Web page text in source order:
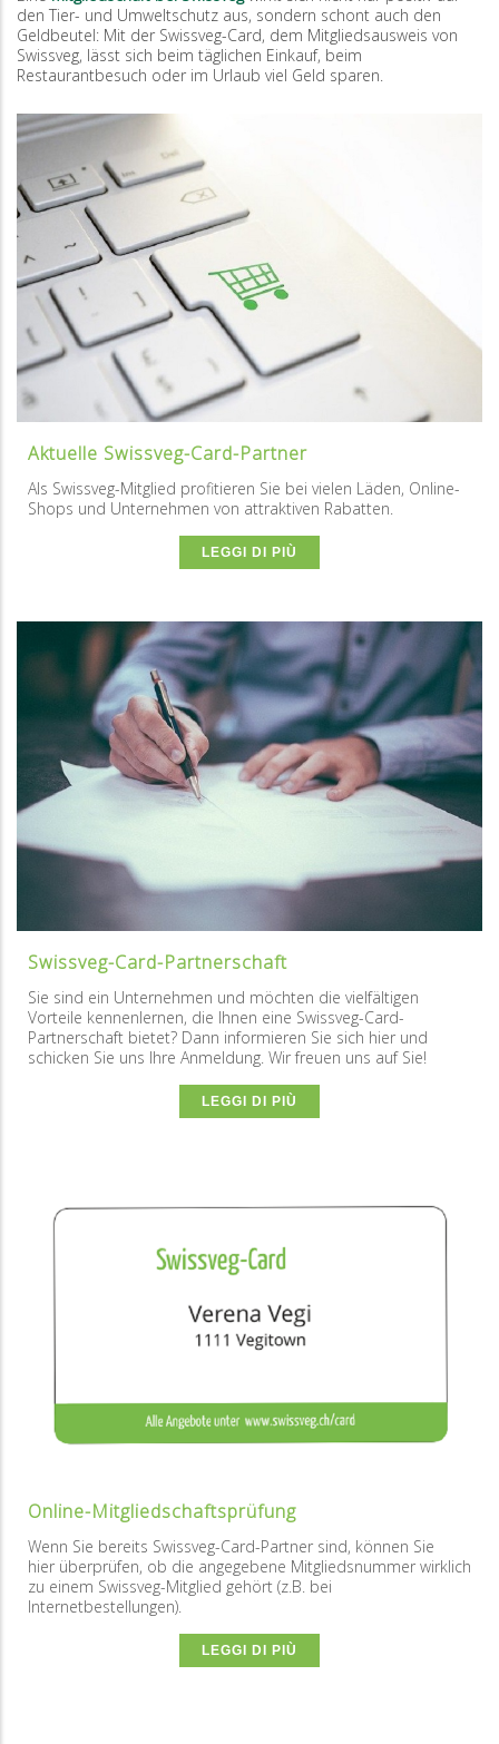
den Tier- und Umweltschutz aus, sondern schont auch den
Geldbeutel: Mit der Swissveg-Card, dem Mitgliedsausweis von
Swissveg, lässt sich beim täglichen Einkauf, beim
Restaurantbesuch oder im Urlaub viel Geld sparen.
Aktuelle Swissveg-Card-Partner
Als Swissveg-Mitglied profitieren Sie bei vielen Läden, Online-
Shops und Unternehmen⁠ von attraktiven Rabatten.
LEGGI DI PIÙ
Swissveg-Card-Partnerschaft
Sie sind ein Unternehmen und möchten die vielfältigen
Vorteile kennenlernen, die Ihnen eine Swissveg-Card-
Partnerschaft bietet? Dann informieren Sie sich hier und
schicken Sie uns Ihre Anmeldung. Wir freuen uns auf Sie!
LEGGI DI PIÙ
Online-Mitgliedschaftsprüfung
Wenn Sie bereits Swissveg-Card-Partner sind, können Sie
hier überprüfen, ob die angegebene Mitgliedsnummer wirklich
zu einem Swissveg-Mitglied gehört (z.B. bei
Internetbestellungen).
LEGGI DI PIÙ